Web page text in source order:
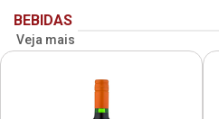
BEBIDAS
Veja mais